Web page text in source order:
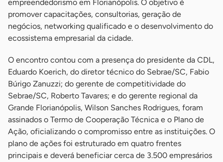
empreendedorismo em Florianópolis. O objetivo é
promover capacitações, consultorias, geração de
negócios, networking qualificado e o desenvolvimento do
ecossistema empresarial da cidade.
O encontro contou com a presença do presidente da CDL,
Eduardo Koerich, do diretor técnico do Sebrae/SC, Fabio
Búrigo Zanuzzi; do gerente de competitividade do
Sebrae/SC, Roberto Tavares; e do gerente regional da
Grande Florianópolis, Wilson Sanches Rodrigues, foram
assinados o Termo de Cooperação Técnica e o Plano de
Ação, oficializando o compromisso entre as instituições. O
plano de ações foi estruturado em quatro frentes
principais e deverá beneficiar cerca de 3.500 empresários